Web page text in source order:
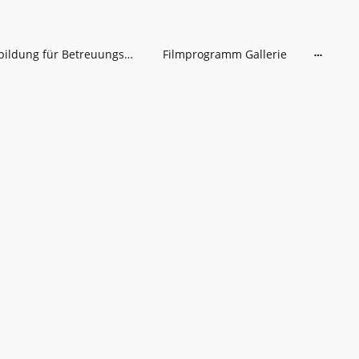
Fortbildung für Betreuungskräfte Filmprogramm Gallerie